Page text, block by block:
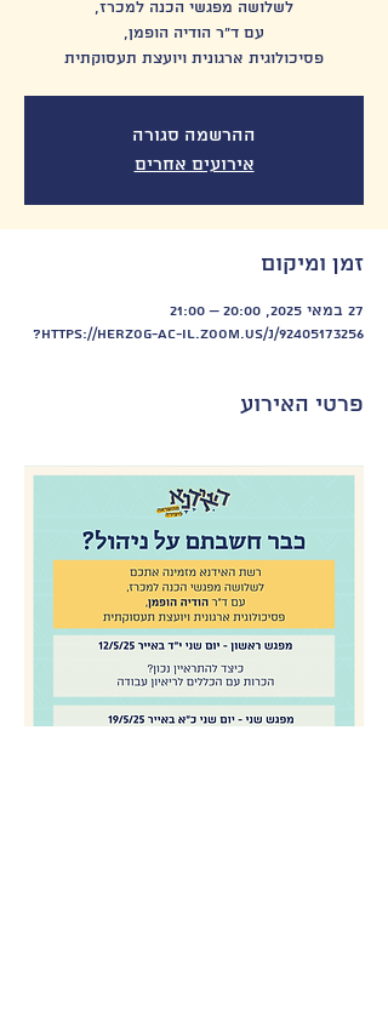
פסיכולוגית ארגונית ויועצת תעסוקתית
ההרשמה סגורה
אירועים אחרים
זמן ומיקום
27 במאי 2025, 20:00 – 21:00
https://herzog-ac-il.zoom.us/j/92405173256?
פרטי האירוע